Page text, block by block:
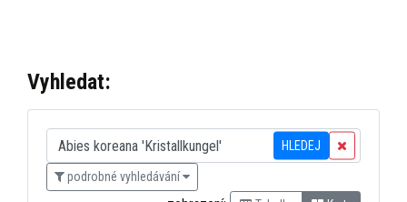
Vyhledat:
HLEDEJ
podrobné vyhledávání